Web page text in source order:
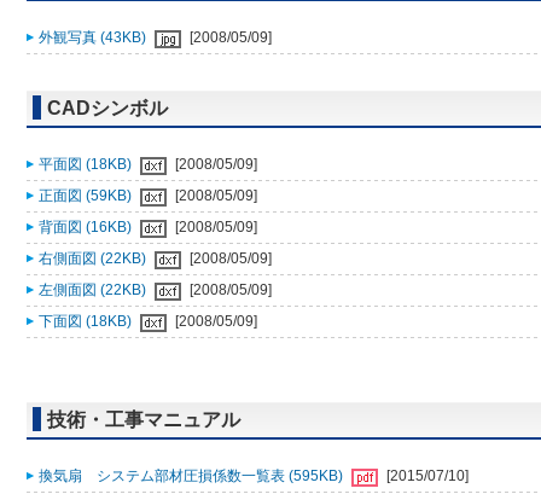
外観写真 (43KB) [2008/05/09]
CADシンボル
平面図 (18KB)
[2008/05/09]
正面図 (59KB)
[2008/05/09]
背面図 (16KB)
[2008/05/09]
右側面図 (22KB)
[2008/05/09]
左側面図 (22KB)
[2008/05/09]
下面図 (18KB)
[2008/05/09]
技術・工事マニュアル
換気扇 システム部材圧損係数一覧表 (595KB) [2015/07/10]